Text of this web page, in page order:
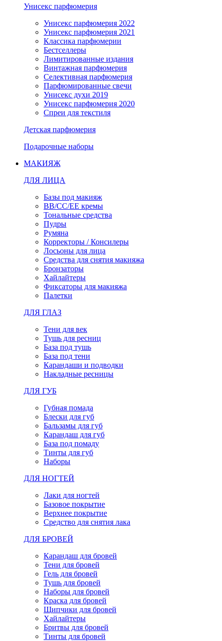
Унисекс парфюмерия
Унисекс парфюмерия 2022
Унисекс парфюмерия 2021
Классика парфюмерии
Бестселлеры
Лимитированные издания
Винтажная парфюмерия
Селективная парфюмерия
Парфюмированные свечи
Унисекс духи 2019
Унисекс парфюмерия 2020
Спреи для текстиля
Детская парфюмерия
Подарочные наборы
МАКИЯЖ
ДЛЯ ЛИЦА
Базы под макияж
BB/CC/EE кремы
Тональные средства
Пудры
Румяна
Корректоры / Консилеры
Лосьоны для лица
Средства для снятия макияжа
Бронзаторы
Хайлайтеры
Фиксаторы для макияжа
Палетки
ДЛЯ ГЛАЗ
Тени для век
Тушь для ресниц
База под тушь
База под тени
Карандаши и подводки
Накладные ресницы
ДЛЯ ГУБ
Губная помада
Блески для губ
Бальзамы для губ
Карандаш для губ
База под помаду
Тинты для губ
Наборы
ДЛЯ НОГТЕЙ
Лаки для ногтей
Базовое покрытие
Верхнее покрытие
Средство для снятия лака
ДЛЯ БРОВЕЙ
Карандаш для бровей
Тени для бровей
Гель для бровей
Тушь для бровей
Наборы для бровей
Краска для бровей
Щипчики для бровей
Хайлайтеры
Бритвы для бровей
Тинты для бровей